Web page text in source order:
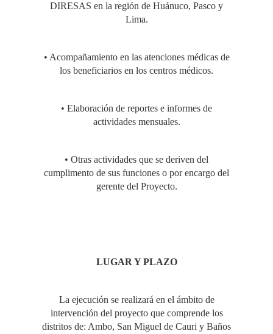
DIRESAS en la región de Huánuco, Pasco y
Lima.
• Acompañamiento en las atenciones médicas de
los beneficiarios en los centros médicos.
• Elaboración de reportes e informes de
actividades mensuales.
• Otras actividades que se deriven del
cumplimento de sus funciones o por encargo del
gerente del Proyecto.
LUGAR Y PLAZO
La ejecución se realizará en el ámbito de
intervención del proyecto que comprende los
distritos de: Ambo, San Miguel de Cauri y Baños